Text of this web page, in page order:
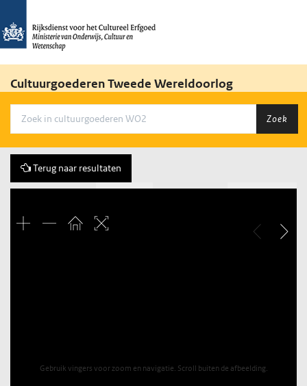
Cultuurgoederen Tweede Wereldoorlog
Zoek
Terug naar resultaten
Gebruik vingers voor zoom en navigatie. Scroll buiten de afbeelding.